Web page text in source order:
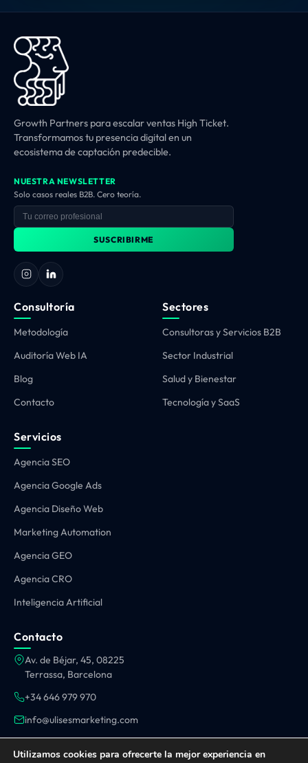
Growth Partners para escalar ventas High Ticket.
Transformamos tu presencia digital en un
ecosistema de captación predecible.
NUESTRA NEWSLETTER
Solo casos reales B2B. Cero teoría.
SUSCRIBIRME
Consultoría
Metodología
Auditoría Web IA
Blog
Contacto
Servicios
Agencia SEO
Agencia Google Ads
Agencia Diseño Web
Marketing Automation
Agencia GEO
Agencia CRO
Inteligencia Artificial
Sectores
Consultoras y Servicios B2B
Sector Industrial
Salud y Bienestar
Tecnología y SaaS
Contacto
Av. de Béjar, 45, 08225
Terrassa, Barcelona
+34 646 979 970
info@ulisesmarketing.com
OPERAMOS EN TODA ESPAÑA:
Utilizamos cookies para ofrecerte la mejor experiencia en